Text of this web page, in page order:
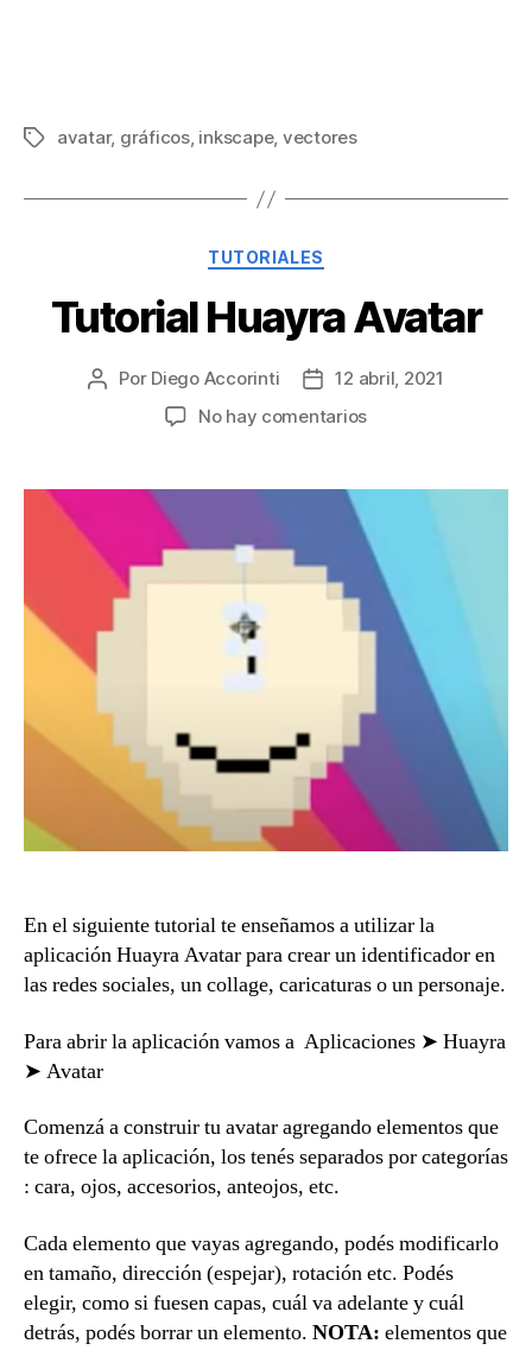
avatar, gráficos, inkscape, vectores
TUTORIALES
Tutorial Huayra Avatar
Por Diego Accorinti
12 abril, 2021
No hay comentarios
En el siguiente tutorial te enseñamos a utilizar la
aplicación Huayra Avatar para crear un identificador en
las redes sociales, un collage, caricaturas o un personaje.
Para abrir la aplicación vamos a Aplicaciones ➤ Huayra
➤ Avatar
Comenzá a construir tu avatar agregando elementos que
te ofrece la aplicación, los tenés separados por categorías
: cara, ojos, accesorios, anteojos, etc.
Cada elemento que vayas agregando, podés modificarlo
en tamaño, dirección (espejar), rotación etc. Podés
elegir, como si fuesen capas, cuál va adelante y cuál
detrás, podés borrar un elemento. NOTA: elementos que